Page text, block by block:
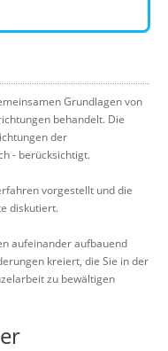
Grundlagen von
behandelt. Die
der
- berücksichtigt.
vorgestellt und die
diskutiert.
aufeinander aufbauend
kreiert, die Sie in der
zu bewältigen